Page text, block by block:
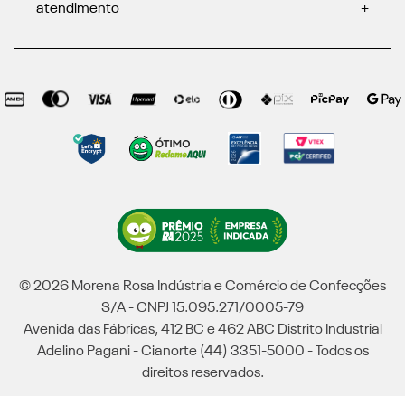
atendimento
+
© 2026 Morena Rosa Indústria e Comércio de Confecções
S/A - CNPJ 15.095.271/0005-79
Avenida das Fábricas, 412 BC e 462 ABC Distrito Industrial
Adelino Pagani - Cianorte (44) 3351-5000 - Todos os
direitos reservados.